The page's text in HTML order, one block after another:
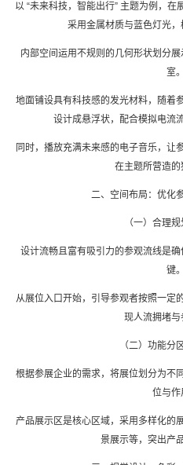
以 “未来科技，智能出行” 主题为例，在
采用金属材质与蓝色灯光，
内部空间运用不规则的几何形状划分
室。
地面铺设具有科技感的发光材料，随着
设计成悬浮状，配合模拟电流
同时，播放充满未来感的电子音乐，让
在主题所营造的
二、空间布局：优化
（一）合理
设计流畅且富有吸引力的参观流线是
键。
从展位入口开始，引导参观者按照一定
现人流拥堵与
（二）功能分
根据参展企业的需求，将展位划分为不
位与作
产品展示区是核心区域，采用多样化的
景展示等，突出产